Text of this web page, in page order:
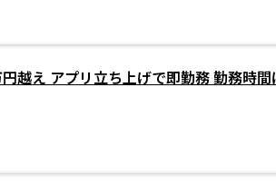
越え アプリ立ち上げで即勤務 勤務時間